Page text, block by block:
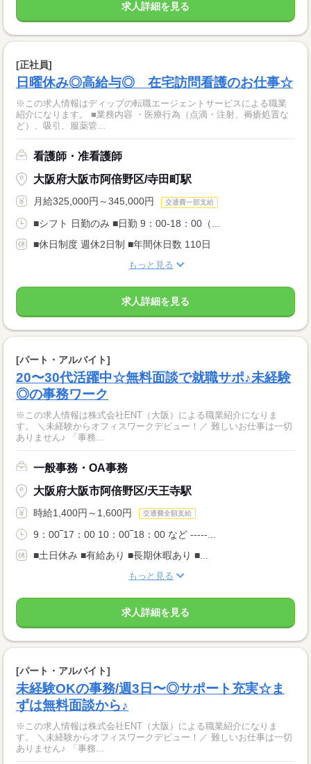
求人詳細を見る
[正社員]
日曜休み◎高給与◎ 在宅訪問看護のお仕事☆
※この求人情報はディップの転職エージェントサービスによる職業
紹介になります。 ■業務内容 ・医療行為（点滴・注射、褥瘡処置な
ど）、吸引、服薬管...
看護師・准看護師
大阪府大阪市阿倍野区/寺田町駅
月給325,000円～345,000円 交通費一部支給
■シフト 日勤のみ ■日勤 9：00-18：00（...
■休日制度 週休2日制 ■年間休日数 110日
もっと見る
求人詳細を見る
[パート・アルバイト]
20〜30代活躍中☆無料面談で就職サポ♪未経験
◎の事務ワーク
※この求人情報は株式会社ENT（大阪）による職業紹介になりま
す。 ＼未経験からオフィスワークデビュー！／ 難しいお仕事は一切
ありません♪ 「事務...
一般事務・OA事務
大阪府大阪市阿倍野区/天王寺駅
時給1,400円～1,600円 交通費全額支給
9：00‾17：00 10：00‾18：00 など -----...
■土日休み ■有給あり ■長期休暇あり ■...
もっと見る
求人詳細を見る
[パート・アルバイト]
未経験OKの事務/週3日〜◎サポート充実☆ま
ずは無料面談から♪
※この求人情報は株式会社ENT（大阪）による職業紹介になりま
す。 ＼未経験からオフィスワークデビュー！／ 難しいお仕事は一切
ありません♪ 「事務...